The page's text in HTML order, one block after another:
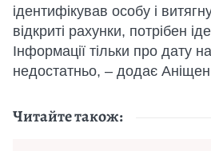
ідентифікував особу і
відкриті рахунки, потрібен
Інформації тільки про дату
недостатньо, – додає
Читайте також: